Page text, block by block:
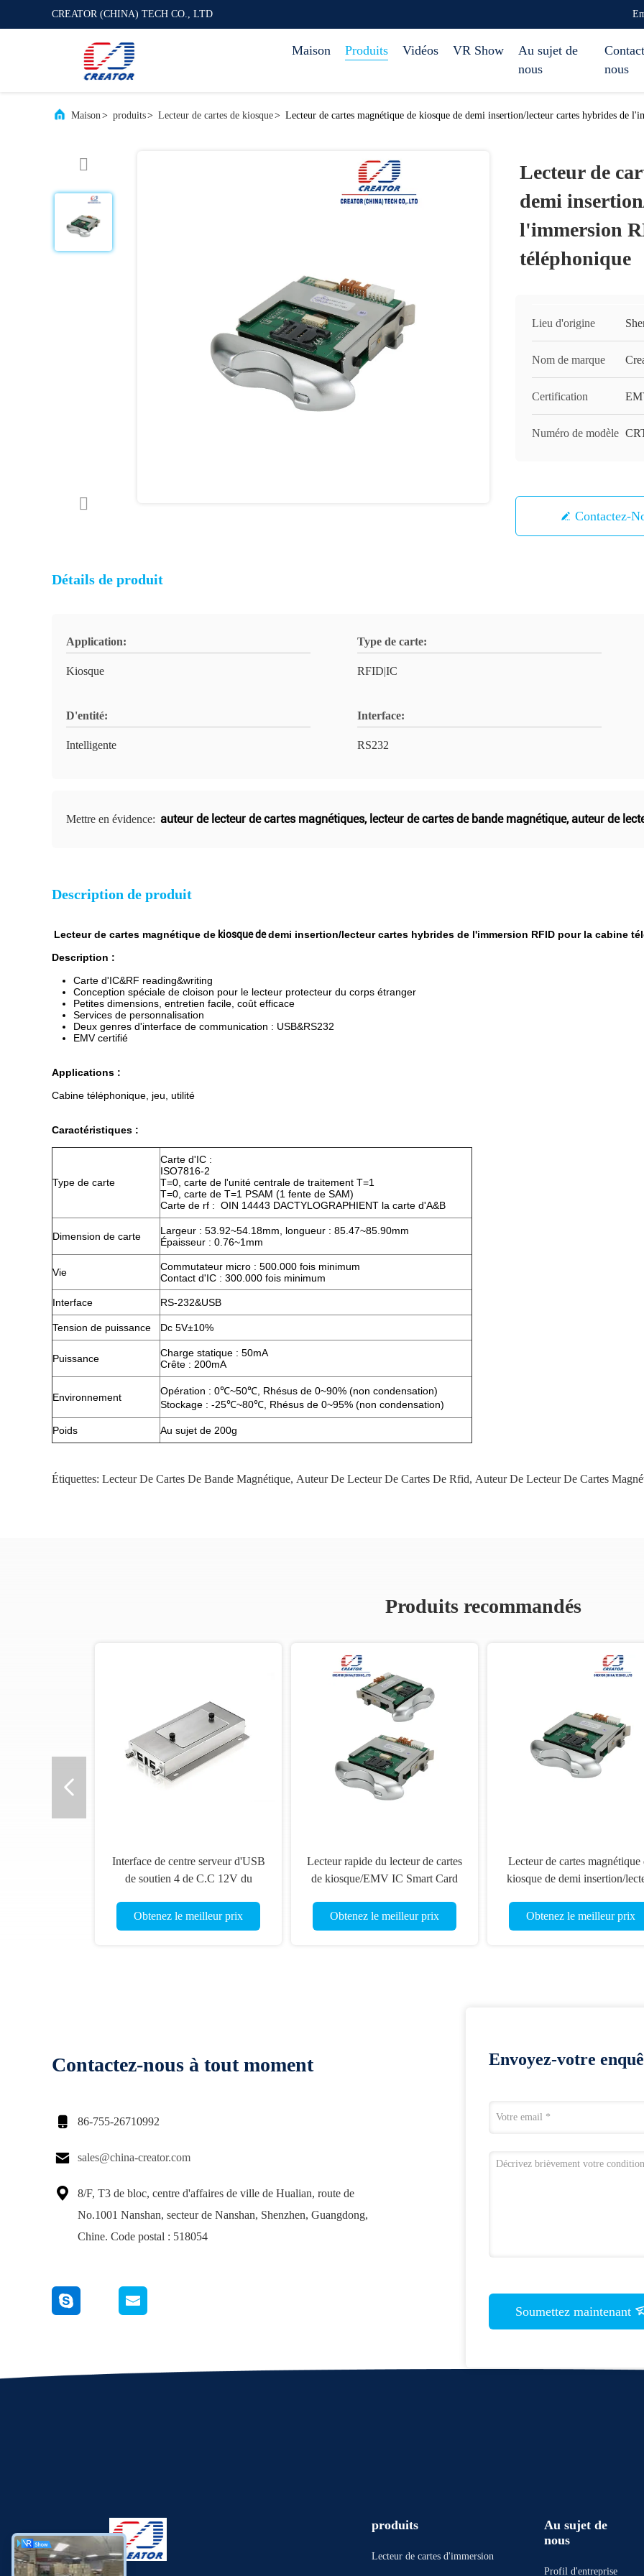
CREATOR (CHINA) TECH CO., LTD
Maison Produits Vidéos VR Show
Au sujet de
nous
nous
Maison> produits> Lecteur de cartes de kiosque> Lecteur de cartes magnétique de kiosque de demi insertion/lecteur cartes hybrides de
Lecteur de
demi
l'immersion
téléphonique
Lieu d'origine
Nom de marque
Certification
Numéro de modèle
Contactez-
Détails de produit
Application:
Kiosque
Type de carte:
RFID|IC
D'entité:
Intelligente
Interface:
RS232
Mettre en évidence: auteur de lecteur de cartes magnétiques, lecteur de cartes de bande magnétique,auteur de
Description de produit
Lecteur de cartes magnétique de kiosque dedemi insertion/lecteur cartes hybrides de l'immersion RFID pour la cabine
Description :
Carte d'IC&RF reading&writing
Conception spéciale de cloison pour le lecteur protecteur du corps étranger
Petites dimensions, entretien facile, coût efficace
Services de personnalisation
Deux genres d'interface de communication : USB&RS232
EMV certifié
Applications :
Cabine téléphonique, jeu, utilité
Caractéristiques :
Type de carte
Carte d'IC :
ISO7816-2
T=0, carte de l'unité centrale de traitement T=1
T=0, carte de T=1 PSAM (1 fente de SAM)
Carte de rf : OIN 14443 DACTYLOGRAPHIENT la carte d'A&B
Dimension de carte
Largeur : 53.92~54.18mm, longueur : 85.47~85.90mm
Épaisseur : 0.76~1mm
Vie
Commutateur micro : 500.000 fois minimum
Contact d'IC : 300.000 fois minimum
Interface RS-232&USB
Tension de puissance Dc 5V±10%
Puissance
Charge statique : 50mA
Crête : 200mA
Environnement
Opération : 0℃~50℃, Rhésus de 0~90% (non condensation)
Stockage : -25℃~80℃, Rhésus de 0~95% (non condensation)
Poids Au sujet de 200g
Étiquettes: Lecteur De Cartes De Bande Magnétique, Auteur De Lecteur De Cartes De Rfid, Auteur De Lecteur De Cartes
Produits recommandés
Interface de centre serveur d'USB
de soutien 4 de C.C 12V du
métro de RFID/IC CRT-603-G
Obtenez le meilleur prix
Lecteur rapide du lecteur de cartes
de kiosque/EMV IC Smart Card
Obtenez le meilleur prix
Lecteur de cartes magnétique
kiosque de demi insertion/
RFID pour la cabine
Obtenez le meilleur prix
Contactez-nous à tout moment
 86-755-26710992
 sales@china-creator.com

8/F, T3 de bloc, centre d'affaires de ville de Hualian, route de
No.1001 Nanshan, secteur de Nanshan, Shenzhen, Guangdong,
Chine. Code postal : 518054
Envoyez-votre
Soumettez maintenant
produits
Lecteur de cartes d'immersion
Au sujet de
nous
Profil d'entreprise